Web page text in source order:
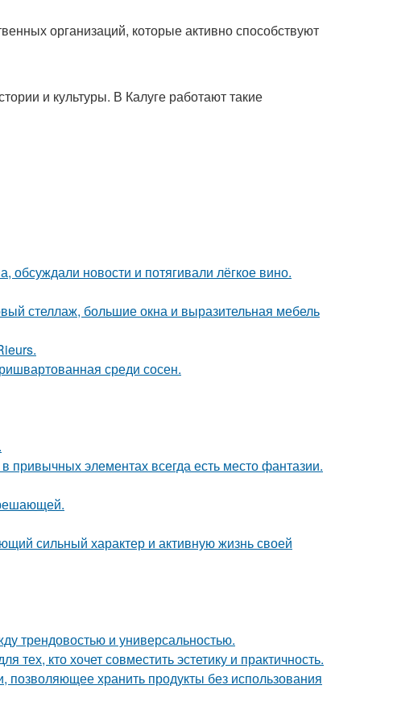
организаций, которые активно способствуют
и культуры. В Калуге работают такие
обсуждали новости и потягивали лёгкое вино.
стеллаж, большие окна и выразительная мебель
среди сосен.
привычных элементах всегда есть место фантазии.
сильный характер и активную жизнь своей
трендовостью и универсальностью.
кто хочет совместить эстетику и практичность.
хранить продукты без использования